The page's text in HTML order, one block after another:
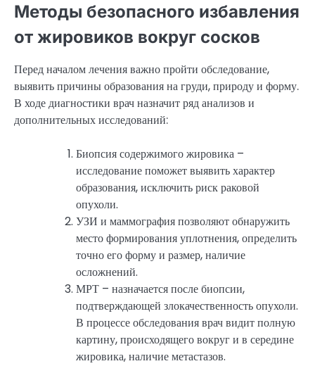
Методы безопасного избавления
от жировиков вокруг сосков
Перед началом лечения важно пройти обследование,
выявить причины образования на груди, природу и форму.
В ходе диагностики врач назначит ряд анализов и
дополнительных исследований:
Биопсия содержимого жировика –
исследование поможет выявить характер
образования, исключить риск раковой
опухоли.
УЗИ и маммография позволяют обнаружить
место формирования уплотнения, определить
точно его форму и размер, наличие
осложнений.
МРТ – назначается после биопсии,
подтверждающей злокачественность опухоли.
В процессе обследования врач видит полную
картину, происходящего вокруг и в середине
жировика, наличие метастазов.